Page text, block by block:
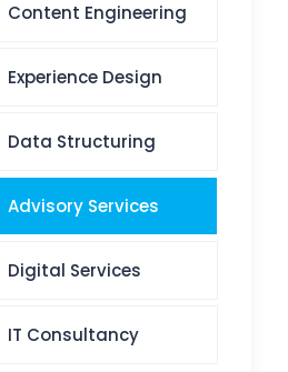
Content Engineering
Experience Design
Data Structuring
Advisory Services
Digital Services
IT Consultancy